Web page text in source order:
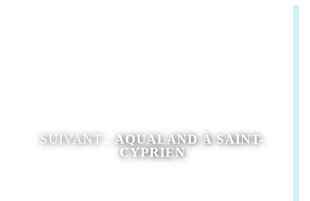
SUIVANT : AQUALAND À SAINT-
CYPRIEN